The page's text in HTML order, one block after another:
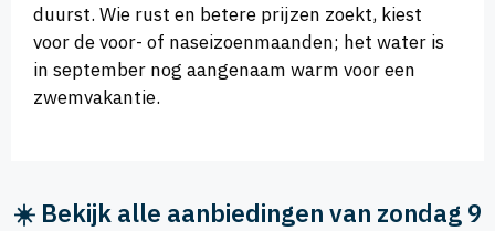
duurst. Wie rust en betere prijzen zoekt, kiest
voor de voor- of naseizoenmaanden; het water is
in september nog aangenaam warm voor een
zwemvakantie.
☀️ Bekijk alle aanbiedingen van zondag 9